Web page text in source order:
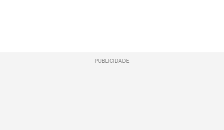
PUBLICIDADE